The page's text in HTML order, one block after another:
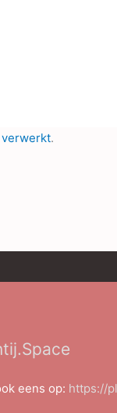
.
eens op: https://